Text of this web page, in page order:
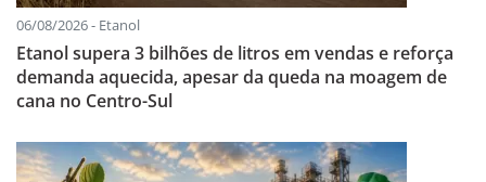
06/08/2026 - Etanol
Etanol supera 3 bilhões de litros em vendas e reforça
demanda aquecida, apesar da queda na moagem de
cana no Centro-Sul